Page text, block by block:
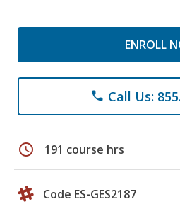
ENROLL
phone Call Us:
schedule 191 course hrs
Code ES-GES2187